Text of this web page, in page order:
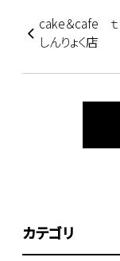
cake＆cafe ｔ
しんりょく店
カテゴリ